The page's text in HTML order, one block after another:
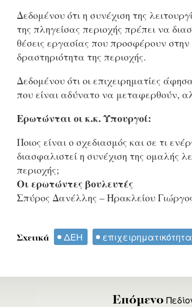
Δεδομένου ότι η συνέχιση της
της πληγείσας περιοχής πρέπει να
θέσεις εργασίας που προσφέρουν στην
δραστηριότητα της περιοχής.
Δεδομένου ότι οι επιχειρηματίες
που είναι αδύνατο να μεταφερθούν,
Ερωτώνται οι κ.κ. Υπουργοί:
Ποιος είναι ο σχεδιασμός και σε τι
διασφαλιστεί η συνέχιση της ομαλής
περιοχής;
Οι ερωτώντες βουλευτές
Σπύρος Δανέλλης – Ηρακλείου
Σχετικά ΔΕΗ επιχειρηματικότητα
Επόμενο